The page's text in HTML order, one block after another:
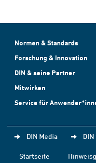
Normen & Standards
Forschung & Innovation
DIN & seine Partner
Mitwirken
Service für
DIN Media
Startseite